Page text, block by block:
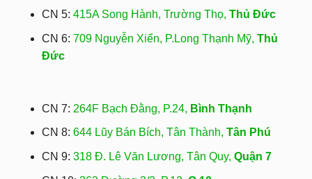
CN 5: 415A Song Hành, Trường Thọ, Thủ Đức
CN 6: 709 Nguyễn Xiển, P.Long Thạnh Mỹ, Thủ
Đức
CN 7: 264F Bạch Đằng, P.24, Bình Thạnh
CN 8: 644 Lũy Bán Bích, Tân Thành, Tân Phú
CN 9: 318 Đ. Lê Văn Lương, Tân Quy, Quận 7